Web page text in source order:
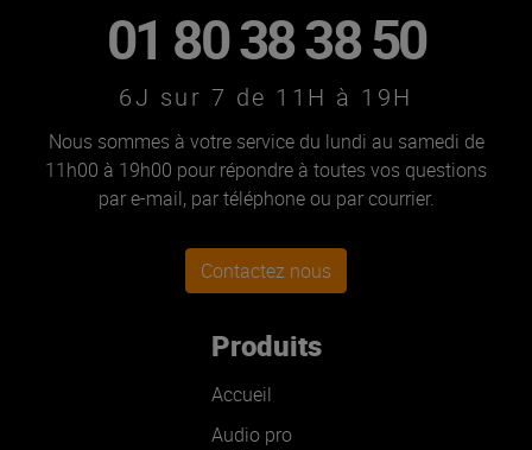
01 80 38 38 50
6J sur 7 de 11H à 19H
Nous sommes à votre service du lundi au samedi de
11h00 à 19h00 pour répondre à toutes vos questions
par e-mail, par téléphone ou par courrier.
Contactez nous
Produits
Accueil
Audio pro